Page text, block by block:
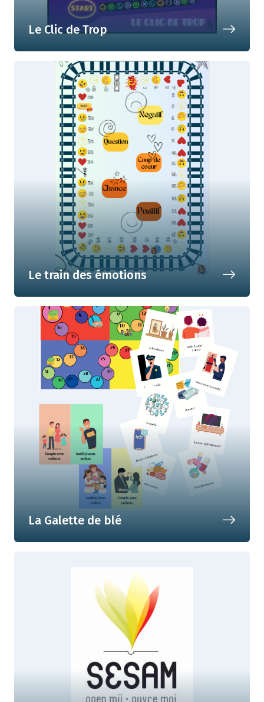
Le Clic de Trop
télécom
Le train des émotions
mieux gérer !
La Galette de blé